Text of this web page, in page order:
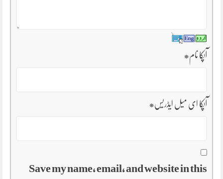
آپکا نام*
آپکا ای میل ایڈریس*
Save my name, email, and website in this